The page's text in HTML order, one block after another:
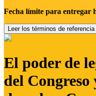
Fecha límite para entregar
Leer los términos de referencia
El poder de
del